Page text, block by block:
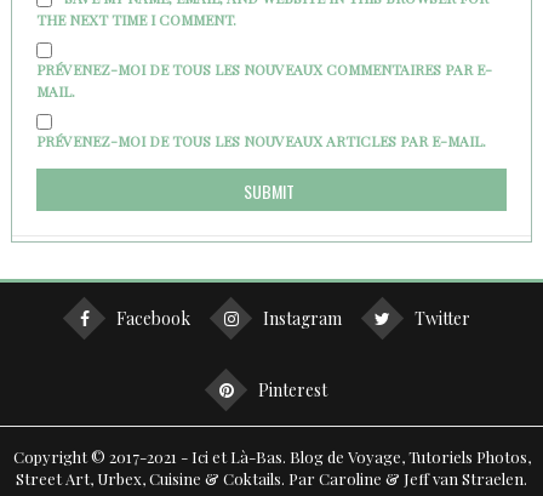
THE NEXT TIME I COMMENT.
PRÉVENEZ-MOI DE TOUS LES NOUVEAUX COMMENTAIRES PAR E-
MAIL.
PRÉVENEZ-MOI DE TOUS LES NOUVEAUX ARTICLES PAR E-MAIL.
Facebook Instagram Twitter
Pinterest
Copyright © 2017-2021 - Ici et Là-Bas. Blog de Voyage, Tutoriels Photos,
Street Art, Urbex, Cuisine & Coktails. Par Caroline & Jeff van Straelen.